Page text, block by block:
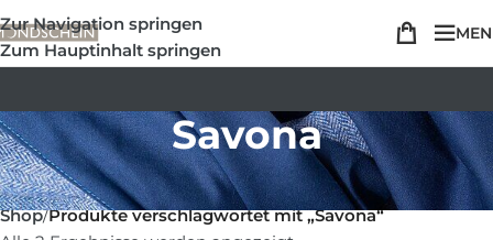
Zur Navigation springen
Zum Hauptinhalt springen
Savona
Shop/Produkte verschlagwortet mit „Savona“